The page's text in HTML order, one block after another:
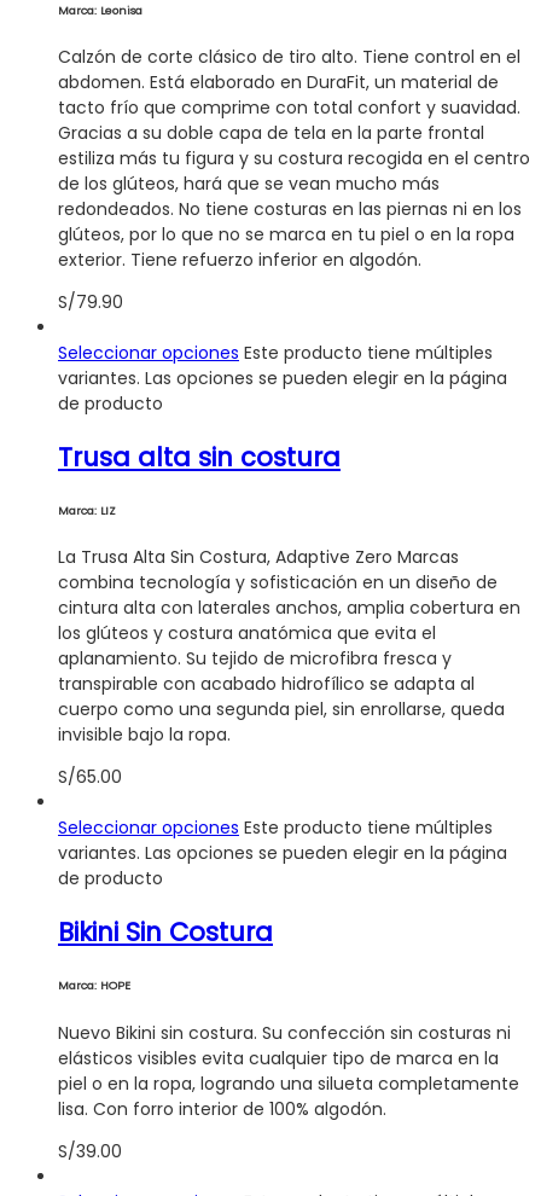
Marca: Leonisa
Calzón de corte clásico de tiro alto. Tiene control en el
abdomen. Está elaborado en DuraFit, un material de
tacto frío que comprime con total confort y suavidad.
Gracias a su doble capa de tela en la parte frontal
estiliza más tu figura y su costura recogida en el centro
de los glúteos, hará que se vean mucho más
redondeados. No tiene costuras en las piernas ni en los
glúteos, por lo que no se marca en tu piel o en la ropa
exterior. Tiene refuerzo inferior en algodón.
S/79.90
Seleccionar opciones Este producto tiene múltiples
variantes. Las opciones se pueden elegir en la página
de producto
Trusa alta sin costura
Marca: LIZ
La Trusa Alta Sin Costura, Adaptive Zero Marcas
combina tecnología y sofisticación en un diseño de
cintura alta con laterales anchos, amplia cobertura en
los glúteos y costura anatómica que evita el
aplanamiento. Su tejido de microfibra fresca y
transpirable con acabado hidrofílico se adapta al
cuerpo como una segunda piel, sin enrollarse, queda
invisible bajo la ropa.
S/65.00
Seleccionar opciones Este producto tiene múltiples
variantes. Las opciones se pueden elegir en la página
de producto
Bikini Sin Costura
Marca: HOPE
Nuevo Bikini sin costura. Su confección sin costuras ni
elásticos visibles evita cualquier tipo de marca en la
piel o en la ropa, logrando una silueta completamente
lisa. Con forro interior de 100% algodón.
S/39.00